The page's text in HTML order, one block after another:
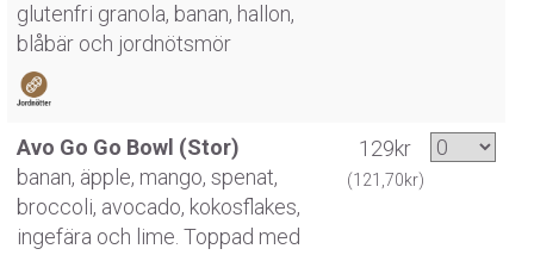
glutenfri granola, banan, hallon,
blåbär och jordnötsmör
Avo Go Go Bowl (Stor)
banan, äpple, mango, spenat,
broccoli, avocado, kokosflakes,
ingefära och lime. Toppad med
129kr
(121,70kr)